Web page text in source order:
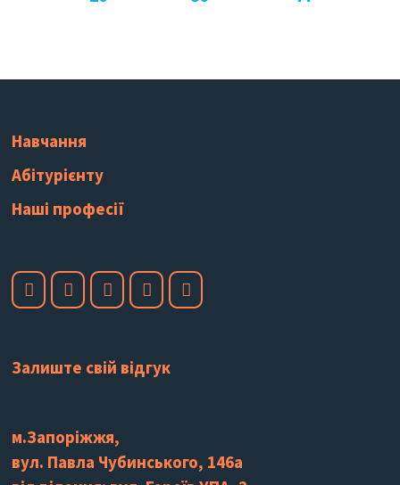
Навчання
Абітурієнту
Наші професії
Залиште свій відгук
м.Запоріжжя,
вул. Павла Чубинського, 146а